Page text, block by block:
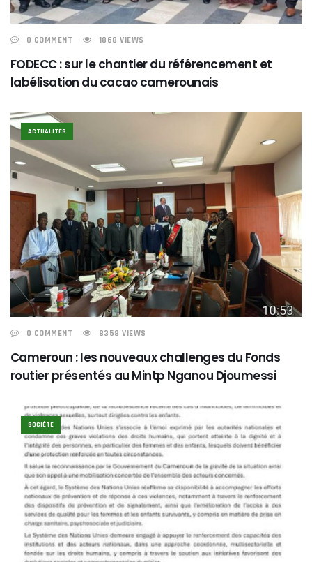
0 COMMENT 1868 VIEWS
FODECC : sur le chantier du référencement et
labélisation du cacao camerounais
ACTUALITÉS
0 COMMENT 8358 VIEWS
Cameroun : les nouveaux challenges du Fonds
routier présentés au Mintp Nganou Djoumessi
SOCIÉTE